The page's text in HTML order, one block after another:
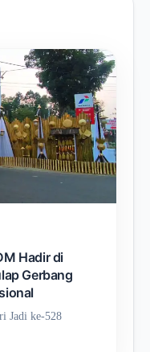
Hadir di
Gerbang
Jadi ke-528